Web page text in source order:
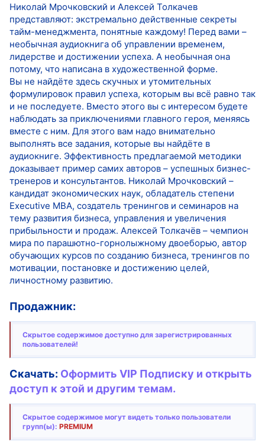
Николай Мрочковский и Алексей Толкачев
представляют: экстремально действенные секреты
тайм-менеджмента, понятные каждому! Перед вами –
необычная аудиокнига об управлении временем,
лидерстве и достижении успеха. А необычная она
потому, что написана в художественной форме.
Вы не найдёте здесь скучных и утомительных
формулировок правил успеха, которым вы всё равно так
и не последуете. Вместо этого вы с интересом будете
наблюдать за приключениями главного героя, меняясь
вместе с ним. Для этого вам надо внимательно
выполнять все задания, которые вы найдёте в
аудиокниге. Эффективность предлагаемой методики
доказывает пример самих авторов – успешных бизнес-
тренеров и консультантов. Николай Мрочковский –
кандидат экономических наук, обладатель степени
Executive MBA, создатель тренингов и семинаров на
тему развития бизнеса, управления и увеличения
прибыльности и продаж. Алексей Толкачёв – чемпион
мира по парашютно-горнолыжному двоеборью, автор
обучающих курсов по созданию бизнеса, тренингов по
мотивации, постановке и достижению целей,
личностному развитию.
Продажник:
Скрытое содержимое доступно для зарегистрированных
пользователей!
Скачать: Оформить VIP Подписку и открыть
доступ к этой и другим темам.
Скрытое содержимое могут видеть только пользователи
групп(ы): PREMIUM